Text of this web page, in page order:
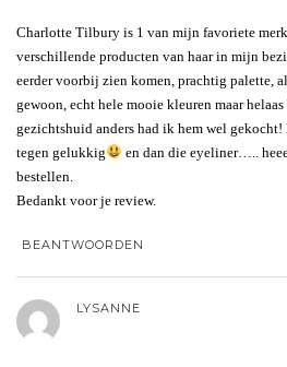
Charlotte Tilbury is 1 van mijn favoriete
verschillende producten van haar in mijn
eerder voorbij zien komen, prachtig palette,
gewoon, echt hele mooie kleuren maar
gezichtshuid anders had ik hem wel
tegen gelukkig
en dan die eyeliner…..
bestellen.
Bedankt voor je review.
BEANTWOORDEN
LYSANNE